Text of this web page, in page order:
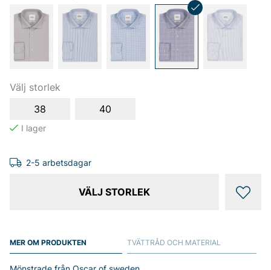
Välj storlek
38
40
2-5 arbetsdagar
VÄLJ STORLEK
MER OM PRODUKTEN TVÄTTRÅD OCH MATERIAL